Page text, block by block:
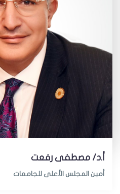
أ.د/ مصطفى رفعت
أمين المجلس الأعلى للجامعات